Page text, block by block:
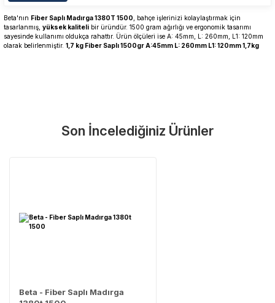
Beta'nın Fiber Saplı Madırga 1380T 1500 , bahçe işlerinizi kolaylaştırmak için
tasarlanmış, yüksek kaliteli bir üründür. 1500 gram ağırlığı ve ergonomik tasarımı
sayesinde kullanımı oldukça rahattır. Ürün ölçüleri ise A: 45mm, L: 260mm, L1: 120mm
olarak belirlenmiştir. 1,7 kg Fiber Saplı 1500gr A:45mm L: 260mm L1: 120mm 1,7kg
Tüm ürünlerimiz üretici firma garantisi altındadır. Size en
Orijinal garanti belgeli ürünler
Yorum Yaz
Son İncelediğiniz Ürünler
Beta - Fiber Saplı Madırga